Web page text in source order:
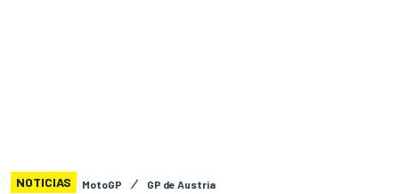
NOTICIAS MotoGP GP de Austria